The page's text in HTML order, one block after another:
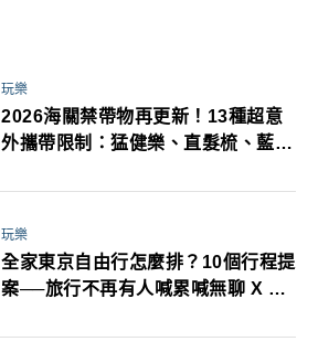
玩樂
2026海關禁帶物再更新！13種超意
外攜帶限制：猛健樂、直髮梳、藍牙
萬！注意事項一次看！
玩樂
全家東京自由行怎麼排？10個行程提
案──旅行不再有人喊累喊無聊 X 爸